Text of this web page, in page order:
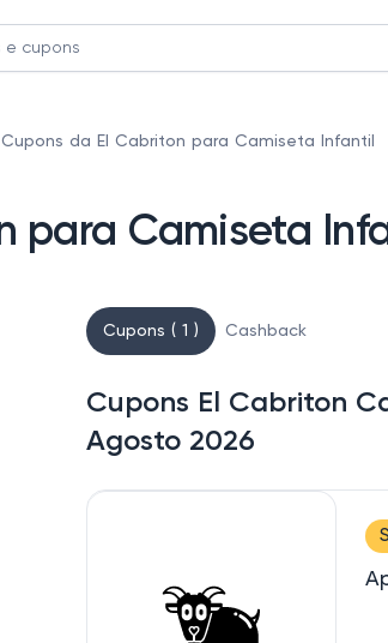
Cupons da El Cabriton para Camiseta Infantil
para Camiseta
Cupons ( 1 ) Cashback
Cupons El Cabriton
Agosto 2026